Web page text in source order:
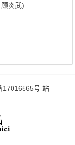
炎武)
17016565号 站